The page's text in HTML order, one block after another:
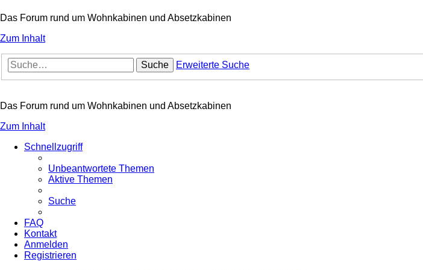
Das Forum rund um Wohnkabinen und Absetzkabinen
Zum Inhalt
Suche Erweiterte Suche
Das Forum rund um Wohnkabinen und Absetzkabinen
Zum Inhalt
Schnellzugriff
Unbeantwortete Themen
Aktive Themen
Suche
FAQ
Kontakt
Anmelden
Registrieren